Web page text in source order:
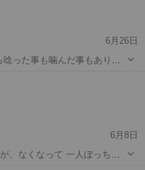
6月26日
った事も噛んだ事もありま
6月8日